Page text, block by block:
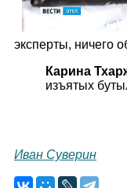
эксперты, ничего
Карина
изъятых
Иван Суверин